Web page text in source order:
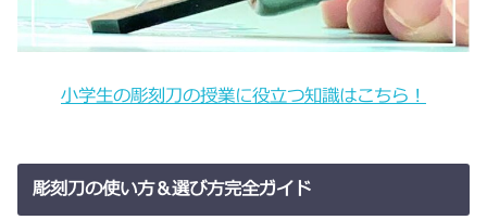
小学生の彫刻刀の授業に役立つ知識はこちら！
彫刻刀の使い方＆選び方完全ガイド